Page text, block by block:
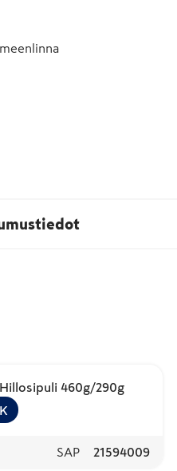
460g/290g
SAP 21594009